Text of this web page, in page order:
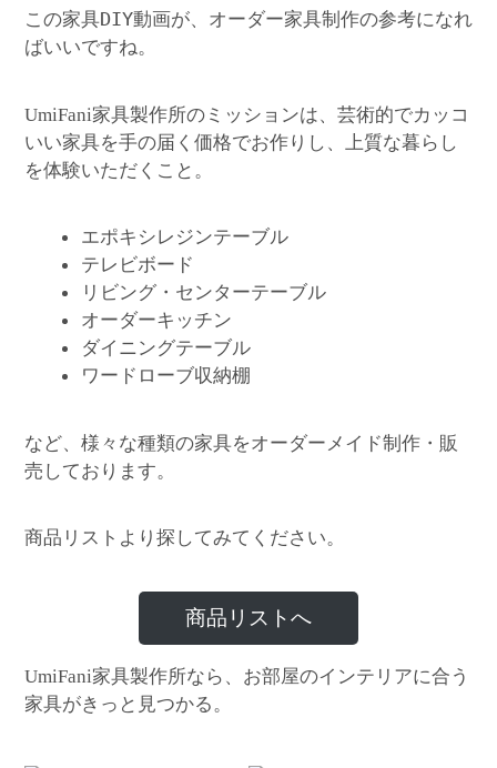
この家具DIY動画が、オーダー家具制作の参考になれ
ばいいですね。
UmiFani家具製作所のミッションは、芸術的でカッコ
いい家具を手の届く価格でお作りし、上質な暮らし
を体験いただくこと。
エポキシレジンテーブル
テレビボード
リビング・センターテーブル
オーダーキッチン
ダイニングテーブル
ワードローブ収納棚
など、様々な種類の家具をオーダーメイド制作・販
売しております。
商品リストより探してみてください。
商品リストへ
UmiFani家具製作所なら、お部屋のインテリアに合う
家具がきっと見つかる。